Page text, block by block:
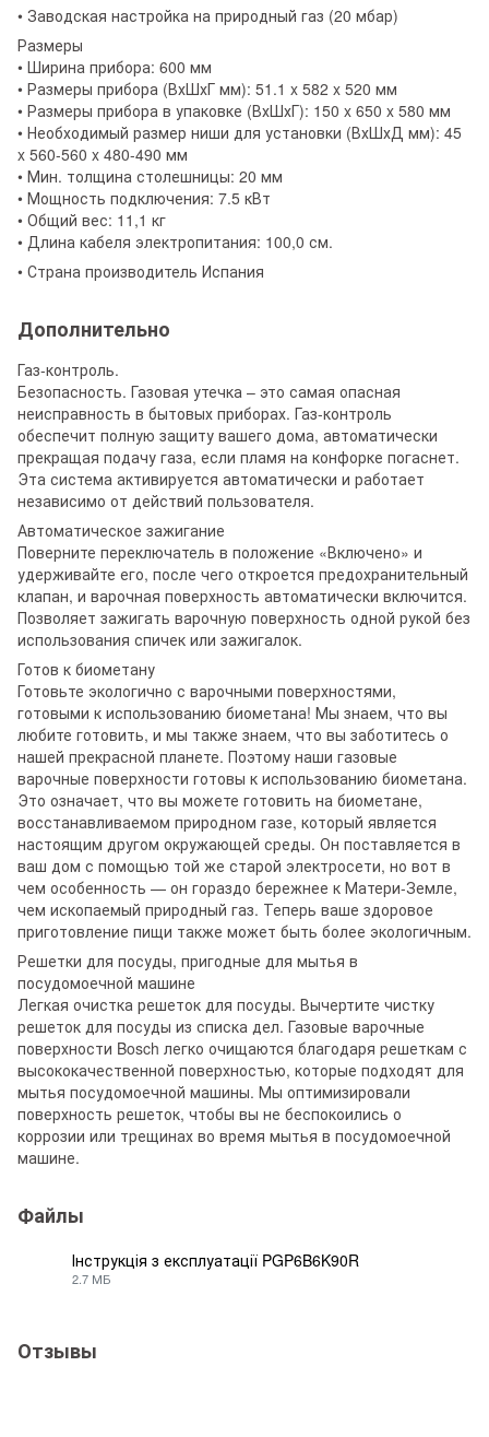
• Заводская настройка на природный газ (20 мбар)
Размеры
• Ширина прибора: 600 мм
• Размеры прибора (ВхШхГ мм): 51.1 x 582 x 520 мм
• Размеры прибора в упаковке (ВхШхГ): 150 x 650 x 580 мм
• Необходимый размер ниши для установки (ВхШхД мм): 45
x 560-560 x 480-490 мм
• Мин. толщина столешницы: 20 мм
• Мощность подключения: 7.5 кВт
• Общий вес: 11,1 кг
• Длина кабеля электропитания: 100,0 см.
• Страна производитель Испания
Дополнительно
Газ-контроль.
Безопасность. Газовая утечка – это самая опасная
неисправность в бытовых приборах. Газ-контроль
обеспечит полную защиту вашего дома, автоматически
прекращая подачу газа, если пламя на конфорке погаснет.
Эта система активируется автоматически и работает
независимо от действий пользователя.
Автоматическое зажигание
Поверните переключатель в положение «Включено» и
удерживайте его, после чего откроется предохранительный
клапан, и варочная поверхность автоматически включится.
Позволяет зажигать варочную поверхность одной рукой без
использования спичек или зажигалок.
Готов к биометану
Готовьте экологично с варочными поверхностями,
готовыми к использованию биометана! Мы знаем, что вы
любите готовить, и мы также знаем, что вы заботитесь о
нашей прекрасной планете. Поэтому наши газовые
варочные поверхности готовы к использованию биометана.
Это означает, что вы можете готовить на биометане,
восстанавливаемом природном газе, который является
настоящим другом окружающей среды. Он поставляется в
ваш дом с помощью той же старой электросети, но вот в
чем особенность — он гораздо бережнее к Матери-Земле,
чем ископаемый природный газ. Теперь ваше здоровое
приготовление пищи также может быть более экологичным.
Решетки для посуды, пригодные для мытья в
посудомоечной машине
Легкая очистка решеток для посуды. Вычертите чистку
решеток для посуды из списка дел. Газовые варочные
поверхности Bosch легко очищаются благодаря решеткам с
высококачественной поверхностью, которые подходят для
мытья посудомоечной машины. Мы оптимизировали
поверхность решеток, чтобы вы не беспокоились о
коррозии или трещинах во время мытья в посудомоечной
машине.
Файлы
Інструкція з експлуатації PGP6B6K90R
2.7 МБ
Отзывы